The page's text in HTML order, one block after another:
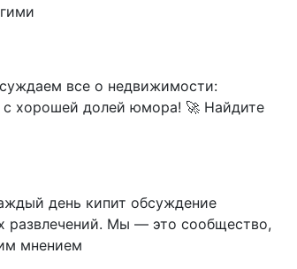
все о недвижимости:
хорошей долей юмора! 🚀 Найдите
день кипит обсуждение
развлечений. Мы — это сообщество,
мнением